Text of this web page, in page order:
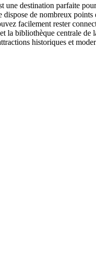
destination parfaite
de nombreux
facilement rester
bibliothèque centrale
historiques et